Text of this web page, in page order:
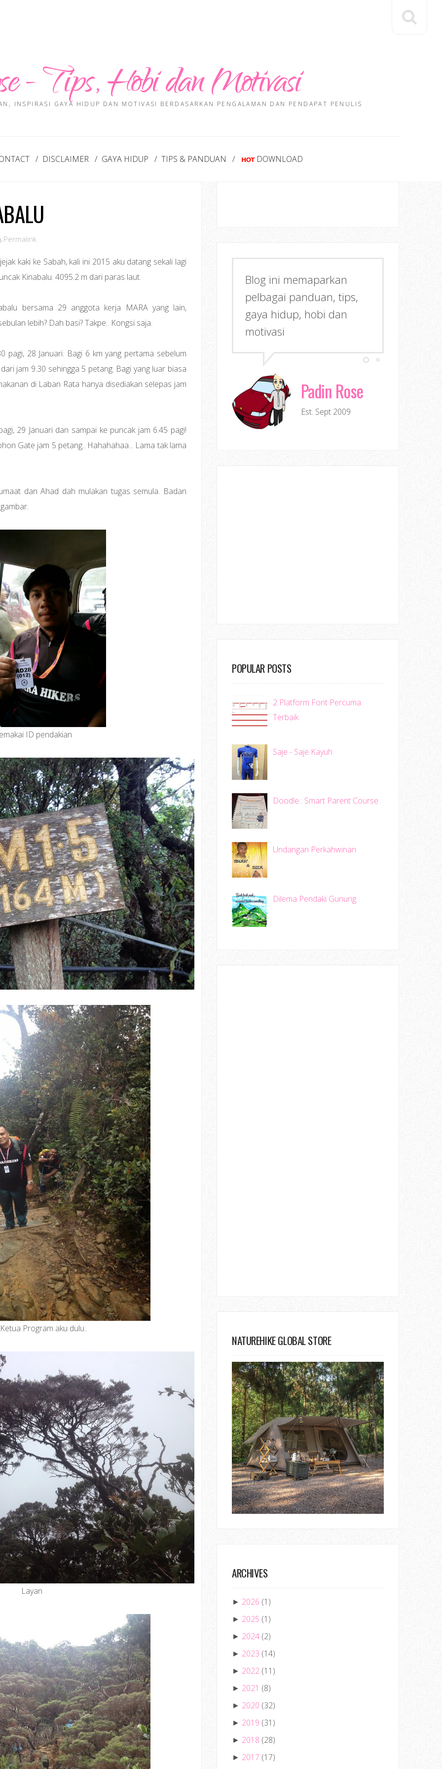
- Tips, Hobi dan Motivasi
INSPIRASI GAYA HIDUP DAN MOTIVASI BERDASARKAN PENGALAMAN DAN PENDAPAT PENULIS
DISCLAIMER GAYA HIDUP TIPS & PANDUAN DOWNLOAD
Permalink
kaki ke Sabah, kali ini 2015 aku datang sekali lagi
Kinabalu. 4095.2 m dari paras laut.
bersama 29 anggota kerja MARA yang lain,
lebih? Dah basi? Takpe.. Kongsi saja.
pagi, 28 Januari. Bagi 6 km yang pertama sebelum
jam 9.30 sehingga 5 petang. Bagi yang luar biasa
di Laban Rata hanya disediakan selepas jam
29 Januari dan sampai ke puncak jam 6.45 pagi!
Gate jam 5 petang.. Hahahahaa... Lama tak lama
dan Ahad dah mulakan tugas semula. Badan
ID pendakian
Program aku dulu..
Layan
Blog ini memaparkan
pelbagai panduan, tips,
gaya hidup, hobi dan
motivasi
Padin Rose
Est. Sept 2009
POPULAR POSTS
2 Platform Font Percuma
Terbaik
Saje - Saje Kayuh
Doodle : Smart Parent Course
Undangan Perkahwinan
Dilema Pendaki Gunung
NATUREHIKE GLOBAL STORE
ARCHIVES
► 2026 (1)
► 2025 (1)
► 2024 (2)
► 2023 (14)
► 2022 (11)
► 2021 (8)
► 2020 (32)
► 2019 (31)
► 2018 (28)
► 2017 (17)